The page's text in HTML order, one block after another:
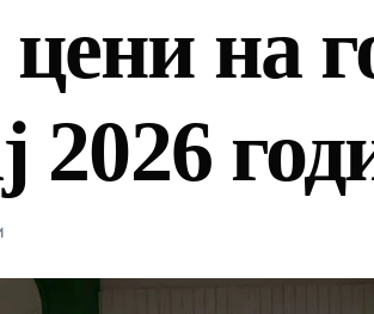
Странски компании
Правни услуги
Меѓународни
Работни визи
на
2026